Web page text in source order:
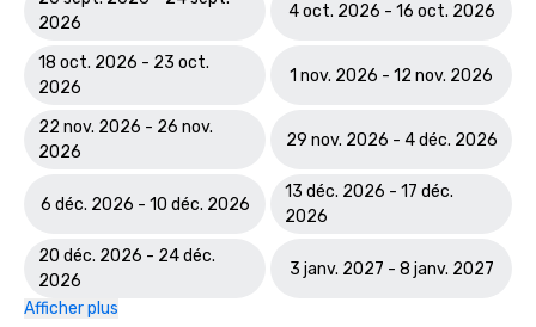
2026
4 oct. 2026 - 16 oct. 2026
18 oct. 2026 - 23 oct.
2026
1 nov. 2026 - 12 nov. 2026
22 nov. 2026 - 26 nov.
2026
29 nov. 2026 - 4 déc. 2026
6 déc. 2026 - 10 déc. 2026
13 déc. 2026 - 17 déc.
2026
20 déc. 2026 - 24 déc.
2026
3 janv. 2027 - 8 janv. 2027
Afficher plus